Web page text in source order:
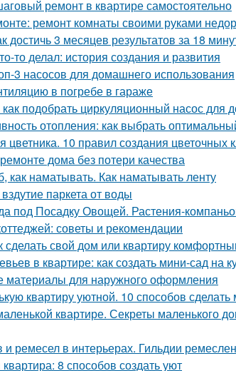
ремонт в квартире самостоятельно
ремонт комнаты своими руками
достичь 3 месяцев результатов за 18
то делал: история создания и развития
3 насосов для домашнего использования
в погребе в гараже
подобрать циркуляционный насос для
отопления: как выбрать
цветника. 10 правил создания цветочных
дома без потери качества
как наматывать. Как наматывать ленту
паркета от воды
под Посадку Овощей. Растения-
советы и рекомендации
сделать свой дом или квартиру
в квартире: как создать мини-сад на
материалы для наружного оформления
квартиру уютной. 10 способов
квартире. Секреты маленького
и ремесел в интерьерах. Гильдии
8 способов создать уют